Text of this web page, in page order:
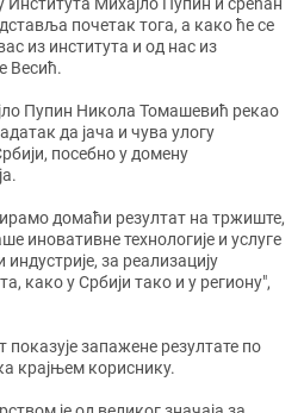
почетак тога, а како ће се
из института и од нас из
Весић.
Пупин Никола Томашевић рекао
да јача и чува улогу
посебно у домену
домаћи резултат на тржиште,
иновативне технологије и услуге
за реализацију
како у Србији тако и у региону",
показује запажене резултате по
крајњем кориснику.